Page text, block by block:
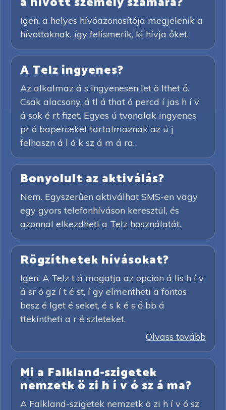
Igen, a helyes hívóazonosítója megjelenik a
hívottaknak, így felismerik, ki hívja őket.
A Telz ingyenes?
Az alkalmaz á s ingyenesen let ö lthet ő.
Csak alacsony, á tl á that ó percd í jas h í v
á sok é rt fizet. Egyes ú tvonalak ingyenes
pr ó baperceket tartalmaznak az ú j
felhaszn á l ó k sz á m á ra.
Bonyolult az aktiválás?
Nem. Egyszerűen aktiválhat SMS-en vagy
egy gyors telefonhíváson keresztül, és
azonnal elkezdheti a Telz használatát.
Rögzíthetek hívásokat?
Igen. A Telz t á mogatja az opcion á lis h í v
á sr ö gz í t é st, í gy elmentheti a fontos
besz é lget é seket, é s k é s ő bb á
ttekintheti a r é szleteket.
Olvass tovább
Mi a Falkland-szigetek
nemzetk ö zi h í v ó sz á ma?
A Falkland-szigetek nemzetk ö zi h í v ó sz